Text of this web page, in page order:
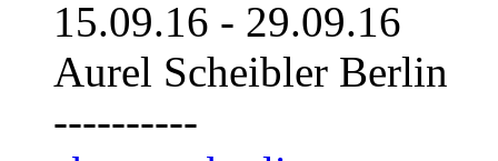
15.09.16 - 29.09.16
Aurel Scheibler Berlin
----------